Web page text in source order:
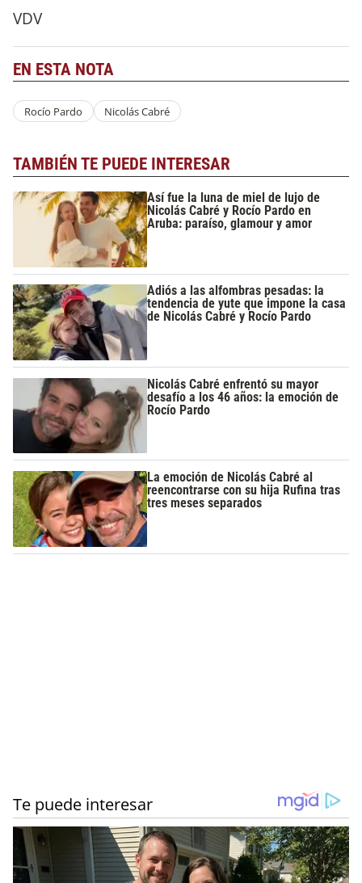
VDV
EN ESTA NOTA
Rocío Pardo Nicolás Cabré
TAMBIÉN TE PUEDE INTERESAR
Así fue la luna de miel de lujo de
Nicolás Cabré y Rocío Pardo en
Aruba: paraíso, glamour y amor
Adiós a las alfombras pesadas: la
tendencia de yute que impone la casa
de Nicolás Cabré y Rocío Pardo
Nicolás Cabré enfrentó su mayor
desafío a los 46 años: la emoción de
Rocío Pardo
La emoción de Nicolás Cabré al
reencontrarse con su hija Rufina tras
tres meses separados